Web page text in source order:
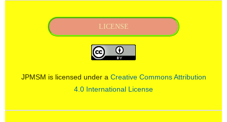
LICENSE
JPMSM is licensed under a Creative Commons Attribution
4.0 International License